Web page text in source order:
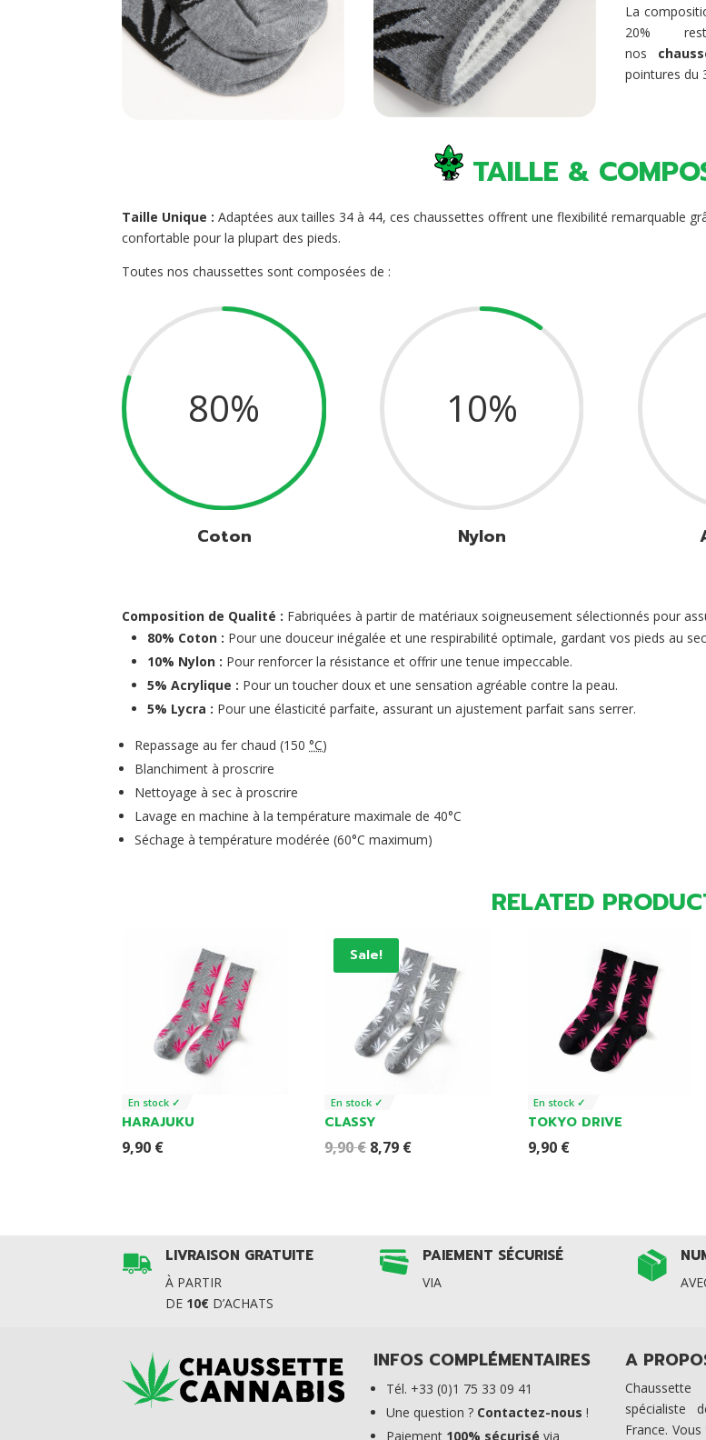
La
20%
nos
pointures du
TAILLE &
Taille Unique : Adaptées aux tailles 34 à 44, ces chaussettes offrent une flexibilité remarquable
confortable pour la plupart des pieds.
Toutes nos chaussettes sont composées de :
80%
Coton
10%
Nylon
Composition de Qualité : Fabriquées à partir de matériaux soigneusement sélectionnés pour
80% Coton : Pour une douceur inégalée et une respirabilité optimale, gardant vos pieds au
10% Nylon : Pour renforcer la résistance et offrir une tenue impeccable.
5% Acrylique : Pour un toucher doux et une sensation agréable contre la peau.
5% Lycra : Pour une élasticité parfaite, assurant un ajustement parfait sans serrer.
Repassage au fer chaud (150 °C)
Blanchiment à proscrire
Nettoyage à sec à proscrire
Lavage en machine à la température maximale de 40°C
Séchage à température modérée (60°Cmaximum)
RELATED
En stock ✓
HARAJUKU
9,90 €
Sale!
En stock ✓
CLASSY
9,90€ Original
8,79 €Current
En stock ✓
TOKYO DRIVE
9,90 €
LIVRAISON GRATUITE
À PARTIR
DE 10€ D’ACHATS
PAIEMENT SÉCURISÉ
VIA
INFOS COMPLÉMENTAIRES
Tél. +33 (0)1 75 33 09 41
Une question ? Contactez-nous !
Paiement 100% sécurisé via
A
spécialiste
France.